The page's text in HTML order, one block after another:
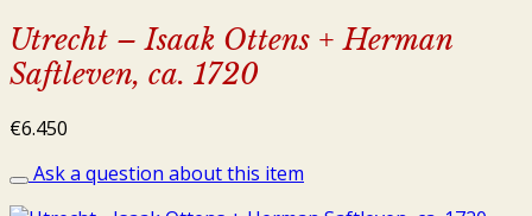
Utrecht – Isaak Ottens + Herman
Saftleven, ca. 1720
€6.450
Ask a question about this item